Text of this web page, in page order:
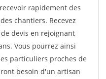
rapidement des
chantiers. Recevez
devis en rejoignant
Vous pourrez ainsi
particuliers proches de
besoin d'un artisan